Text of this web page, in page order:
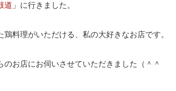
道 」に行きました。
料理がいただける、私の大好きなお店です。
お店にお伺いさせていただきました（＾＾